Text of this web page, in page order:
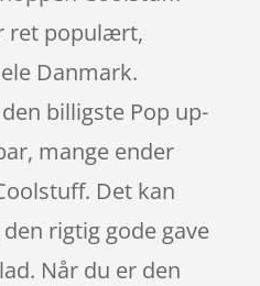
ret populært,
Danmark.
billigste Pop up-
mange ender
Det kan
rigtig gode gave
Når du er den